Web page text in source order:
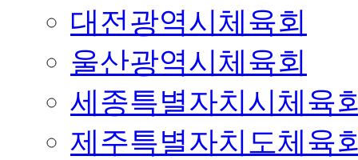
대전광역시체육회
울산광역시체육회
세종특별자치시체육
제주특별자치도체육